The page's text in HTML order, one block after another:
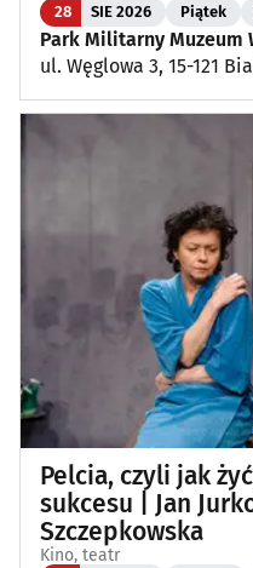
28 SIE 2026 Piątek
Park Militarny Muzeum
ul. Węglowa 3, 15-121
Pelcia, czyli jak
sukcesu | Jan
Szczepkowska
Kino, teatr